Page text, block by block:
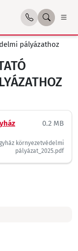
pályázathoz
0.2 MB
környezetvédelmi
pályázat_2025.pdf